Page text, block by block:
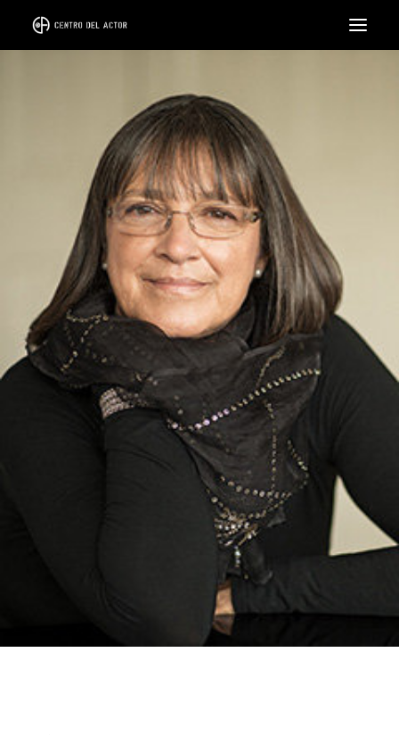
INTENSIVOS
ALQUILER DE SALA
LLÁMANOS
SEARCH